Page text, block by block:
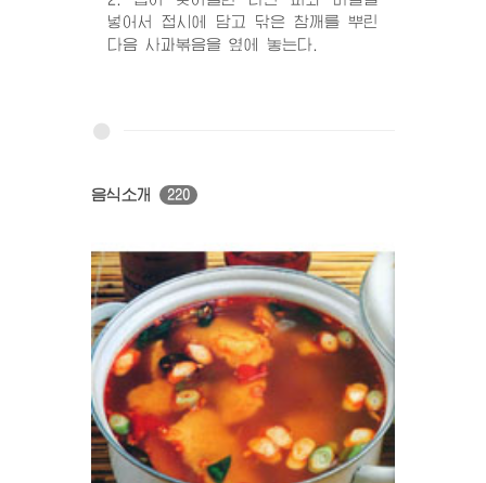
넣어서 접시에 담고 닦은 참깨를 뿌린
다음 사과볶음을 옆에 놓는다.
음식소개 220